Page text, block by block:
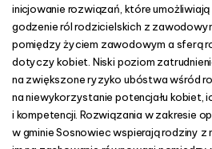
inicjowanie rozwiązań, które umożliwiają
godzenie ról rodzicielskich z
pomiędzy życiem zawodowym a sferą
dotyczy kobiet. Niski poziom
na zwiększone ryzyko ubóstwa wśród
na niewykorzystanie potencjału kobiet,
i kompetencji. Rozwiązania w zakresie
w gminie Sosnowiec wspierają rodziny z